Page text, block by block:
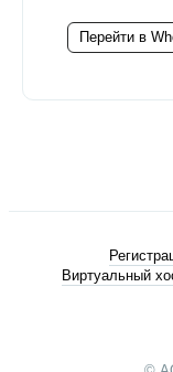
Перейти в
Виртуальный